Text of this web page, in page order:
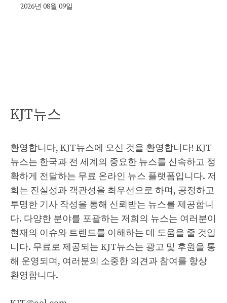
2026년 08월 09일
KJT뉴스
환영합니다, KJT뉴스에 오신 것을 환영합니다! KJT
뉴스는 한국과 전 세계의 중요한 뉴스를 신속하고 정
확하게 전달하는 무료 온라인 뉴스 플랫폼입니다. 저
희는 진실성과 객관성을 최우선으로 하며, 공정하고
투명한 기사 작성을 통해 신뢰받는 뉴스를 제공합니
다. 다양한 분야를 포괄하는 저희의 뉴스는 여러분이
현재의 이슈와 트렌드를 이해하는 데 도움을 줄 것입
니다. 무료로 제공되는 KJT뉴스는 광고 및 후원을 통
해 운영되며, 여러분의 소중한 의견과 참여를 항상
환영합니다.